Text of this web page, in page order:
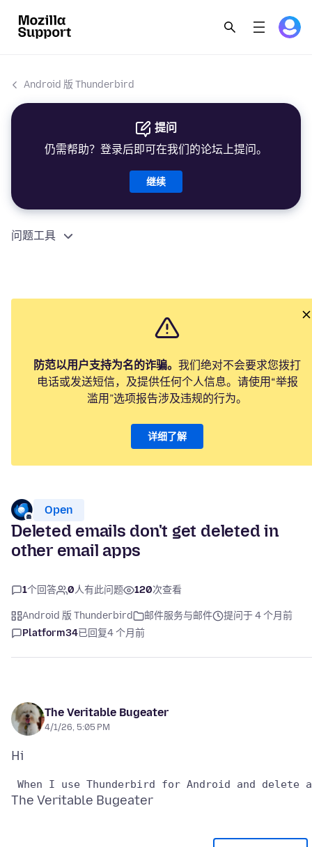
Android 版 Thunderbird
提问
仍需帮助？登录后即可在我们的论坛上提问。
继续
问题工具
防范以用户支持为名的诈骗。 我们绝对不会要求您拨打
电话或发送短信，及提供任何个人信息。请使用“举报
滥用”选项报告涉及违规的行为。
详细了解
Open
Deleted emails don't get deleted in
other email apps
1个回答 0人有此问题 120次查看
Android 版 Thunderbird 邮件服务与邮件
提问于 4 个月前
Platform34已回复4 个月前
The Veritable Bugeater
4/1/26, 5:05 PM